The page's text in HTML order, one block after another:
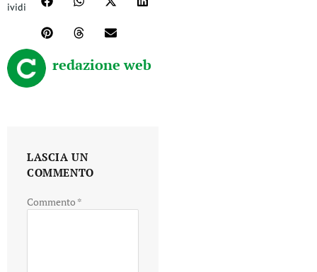
ividi
redazione web
LASCIA UN
COMMENTO
Commento *